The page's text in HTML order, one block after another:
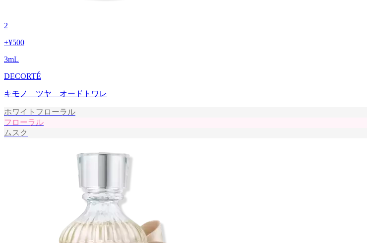
2
+¥500
3mL
DECORTÉ
キモノ ツヤ オードトワレ
ホワイトフローラル
フローラル
ムスク